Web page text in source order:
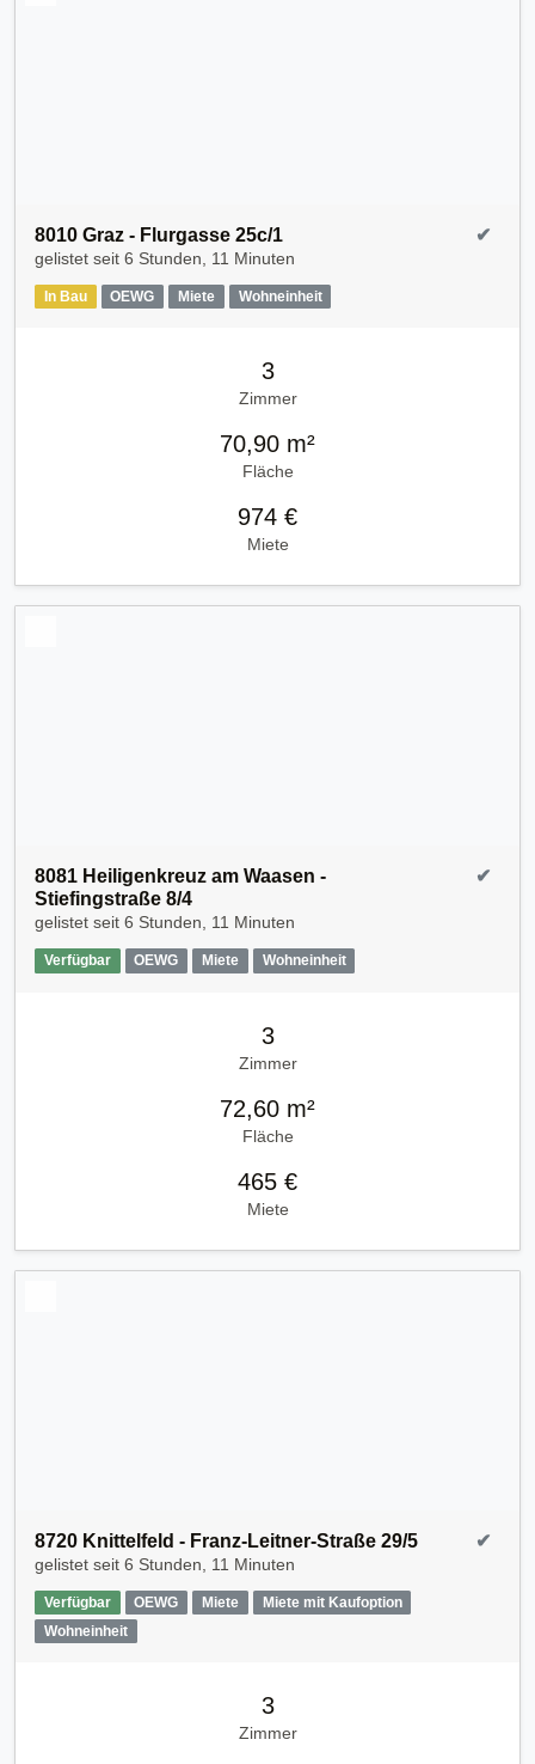
8010 Graz - Flurgasse 25c/1
gelistet seit 6 Stunden, 11 Minuten
In Bau OEWG Miete Wohneinheit
✔
3
Zimmer
70,90 m²
Fläche
974 €
Miete
8081 Heiligenkreuz am Waasen -
Stiefingstraße 8/4
gelistet seit 6 Stunden, 11 Minuten
Verfügbar OEWG Miete Wohneinheit
✔
3
Zimmer
72,60 m²
Fläche
465 €
Miete
8720 Knittelfeld - Franz-Leitner-Straße 29/5
gelistet seit 6 Stunden, 11 Minuten
Verfügbar OEWG Miete
Miete mit Kaufoption
Wohneinheit
✔
3
Zimmer